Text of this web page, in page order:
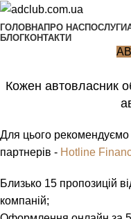
ГОЛОВНАПРО НАСПОСЛУГИ
БЛОГКОНТАКТИ
Кожен автовласник
Для цього
партнерів - Hotline
Близько 15 пропозицій
компаній;